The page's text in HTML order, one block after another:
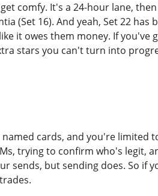
comfy. It's a 24-hour lane,
(Set 16). And yeah, Set 22 has
it owes them money. If you've
stars you can't turn into
cards, and you're limited
trying to confirm who's legit,
sends, but sending does. So if